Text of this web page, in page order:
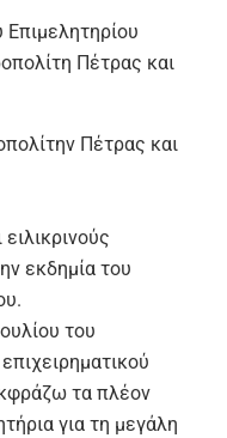
Πέτρας και
Πέτρας και
εκδημία του
του
τα πλέον
για τη μεγάλη